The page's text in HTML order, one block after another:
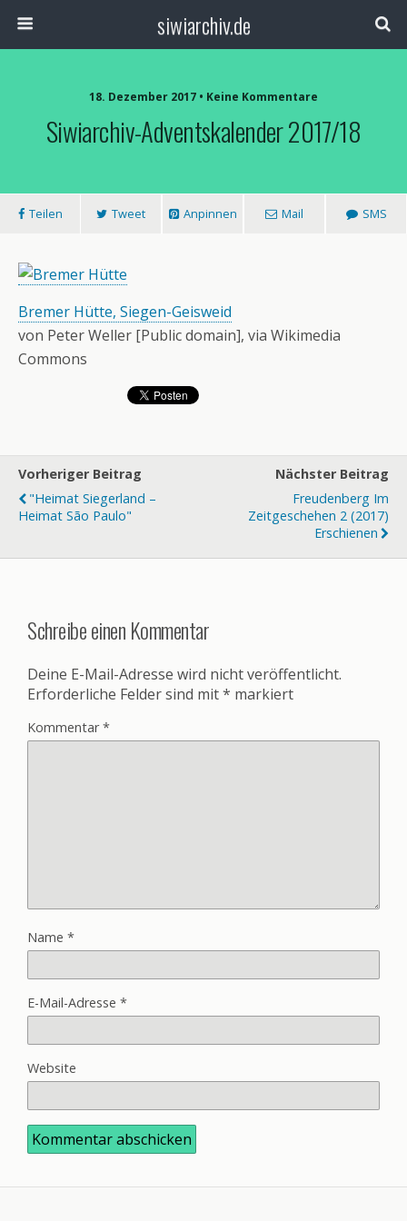
siwiarchiv.de
18. Dezember 2017 • Keine Kommentare
Siwiarchiv-Adventskalender 2017/18
Teilen Tweet Anpinnen Mail SMS
Bremer Hütte, Siegen-Geisweid
von Peter Weller [Public domain], via Wikimedia
Commons
Vorheriger Beitrag
"Heimat Siegerland –
Heimat São Paulo"
Nächster Beitrag
Freudenberg Im
Zeitgeschehen 2 (2017)
Erschienen
Schreibe einen Kommentar
Deine E-Mail-Adresse wird nicht veröffentlicht.
Erforderliche Felder sind mit* markiert
Kommentar*
Name *
E-Mail-Adresse *
Website